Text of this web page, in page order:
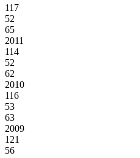
117
52
65
2011
114
52
62
2010
116
53
63
2009
121
56